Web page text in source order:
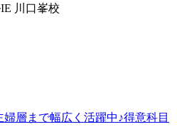
川口峯校
層まで幅広く活躍中♪得意科目